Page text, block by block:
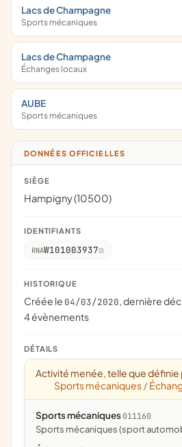
Lacs de Champagne
Sports mécaniques
Lacs de Champagne
Échanges locaux
AUBE
Sports mécaniques
DONNÉES OFFICIELLES
SIÈGE
Hampigny (10500)
IDENTIFIANTS
RNAW101003937
HISTORIQUE
Créée le 04/03/2020, dernière
4 évènements
DÉTAILS
Activité menée, telle que définie
Sports mécaniques /
Sports mécaniques 011160
Sports mécaniques (sport